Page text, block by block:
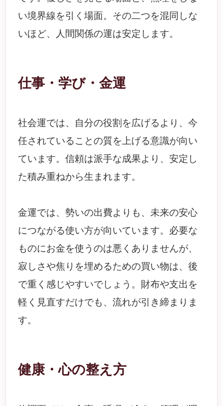
い境界線を引く場面。その二つを混同しな
いほど、人間関係の運は安定します。
仕事・学び・金運
社会運では、自分の役割を広げるより、今
任されていることの質を上げる意識が向い
ています。信頼は派手な成果より、安定し
た積み重ねから生まれます。
金運では、勢いの出費よりも、未来の安心
につながる使い方が向いています。必要な
ものにお金を使うのは悪くありませんが、
寂しさや焦りを埋めるための買い物は、後
で重く感じやすいでしょう。財布や支出を
軽く見直すだけでも、流れが引き締まりま
す。
健康・心の整え方